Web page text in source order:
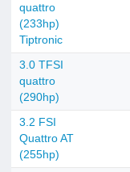
quattro
(233hp)
Tiptronic
3.0 TFSI
quattro
(290hp)
3.2 FSI
Quattro AT
(255hp)